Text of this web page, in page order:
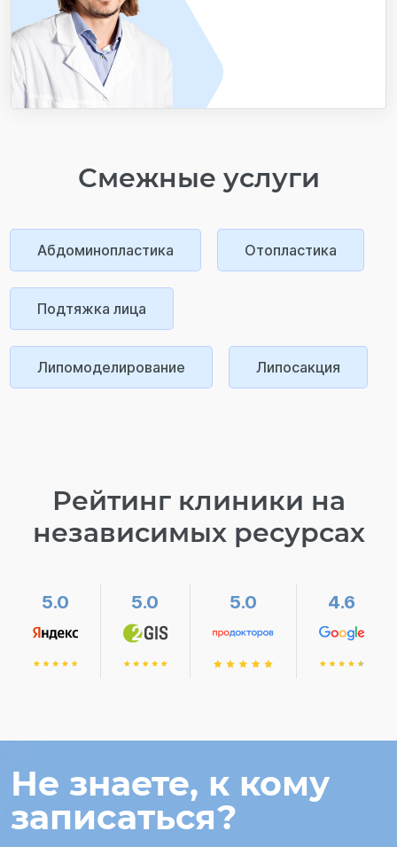
Смежные услуги
Абдоминопластика Отопластика
Подтяжка лица
Липомоделирование Липосакция
Рейтинг клиники на
независимых ресурсах
5.0 5.0 5.0 4.6
Не знаете, к кому
записаться?